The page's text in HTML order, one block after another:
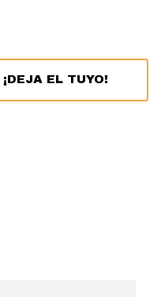
¡DEJA EL TUYO!